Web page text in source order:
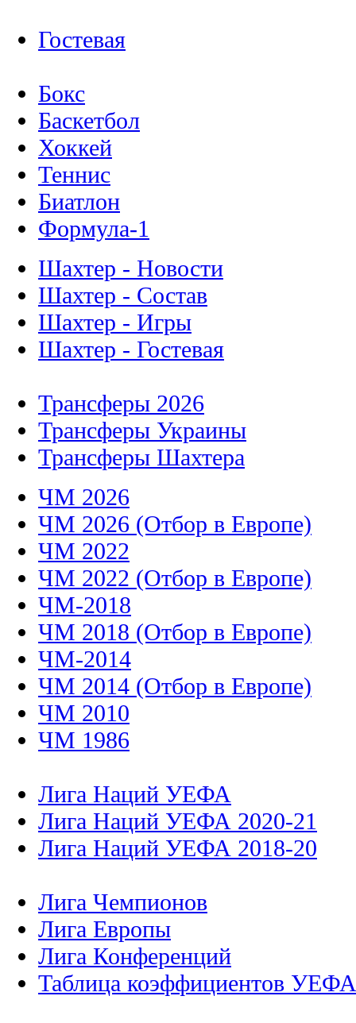
Гостевая
Бокс
Баскетбол
Хоккей
Теннис
Биатлон
Формула-1
Шахтер - Новости
Шахтер - Состав
Шахтер - Игры
Шахтер - Гостевая
Трансферы 2026
Трансферы Украины
Трансферы Шахтера
ЧМ 2026
ЧМ 2026 (Отбор в Европе)
ЧМ 2022
ЧМ 2022 (Отбор в Европе)
ЧМ-2018
ЧМ 2018 (Отбор в Европе)
ЧМ-2014
ЧМ 2014 (Отбор в Европе)
ЧМ 2010
ЧМ 1986
Лига Наций УЕФА
Лига Наций УЕФА 2020-21
Лига Наций УЕФА 2018-20
Лига Чемпионов
Лига Европы
Лига Конференций
Таблица коэффициентов УЕФА